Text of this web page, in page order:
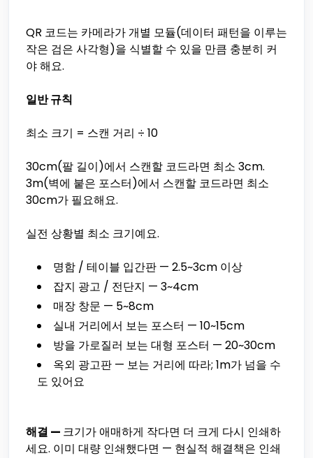
QR 코드는 카메라가 개별 모듈(데이터 패턴을 이루는
작은 검은 사각형)을 식별할 수 있을 만큼 충분히 커
야 해요.
일반 규칙
최소 크기 = 스캔 거리 ÷ 10
30cm(팔 길이)에서 스캔할 코드라면 최소 3cm.
3m(벽에 붙은 포스터)에서 스캔할 코드라면 최소
30cm가 필요해요.
실전 상황별 최소 크기예요.
명함 / 테이블 입간판 — 2.5~3cm 이상
잡지 광고 / 전단지 — 3~4cm
매장 창문 — 5~8cm
실내 거리에서 보는 포스터 — 10~15cm
방을 가로질러 보는 대형 포스터 — 20~30cm
옥외 광고판 — 보는 거리에 따라; 1m가 넘을 수
도 있어요
해결 — 크기가 애매하게 작다면 더 크게 다시 인쇄하
세요. 이미 대량 인쇄했다면 — 현실적 해결책은 인쇄